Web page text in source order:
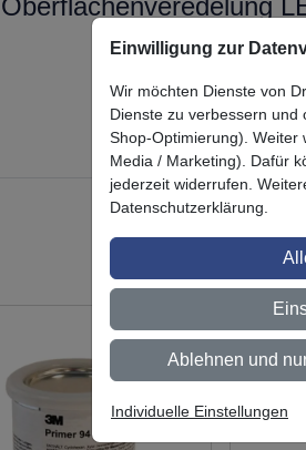
Das könnte
Einwilligung zur
Wir möchten Dienste von
Dienste zu verbessern und
Shop-Optimierung). Weiter
Media / Marketing). Dafür
jederzeit widerrufen.
Datenschutzerklärung.
Ablehnen und
Individuelle Einstellungen